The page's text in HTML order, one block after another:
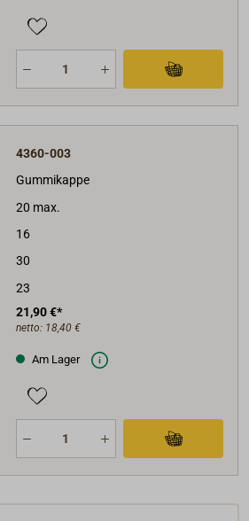
4360-003
Gummikappe
20 max.
16
30
23
21,90 €*
netto: 18,40 €
Am Lager